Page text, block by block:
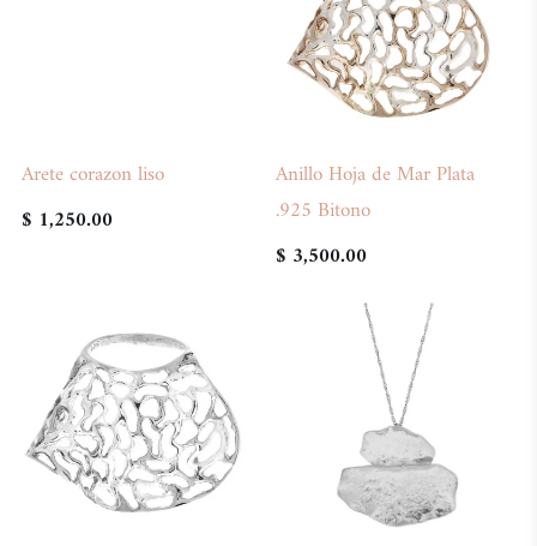
Arete corazon liso
$ 1,250.00
Anillo Hoja de Mar Plata
.925 Bitono
$ 3,500.00